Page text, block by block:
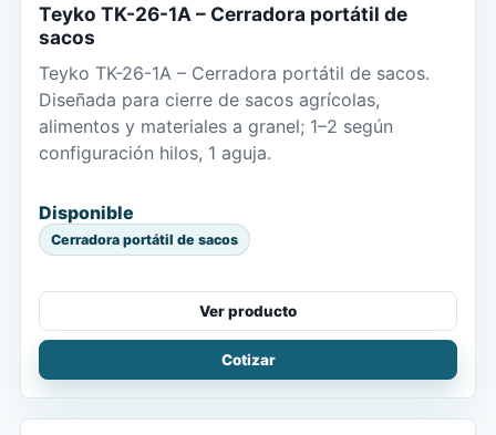
Teyko TK-26-1A – Cerradora portátil de
sacos
Teyko TK-26-1A – Cerradora portátil de sacos.
Diseñada para cierre de sacos agrícolas,
alimentos y materiales a granel; 1–2 según
configuración hilos, 1 aguja.
Disponible
Cerradora portátil de sacos
Ver producto
Cotizar